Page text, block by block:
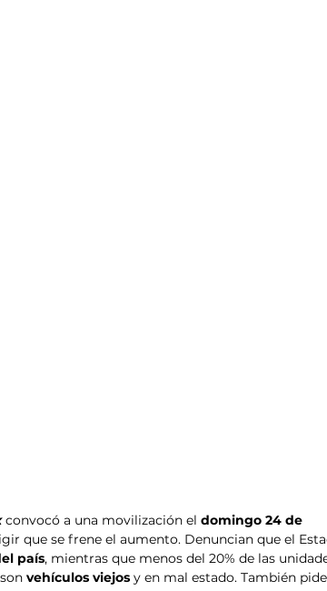
convocó a una movilización el domingo 24 de
que se frene el aumento. Denuncian que el
país, mientras que menos del 20% de las
son vehículos viejos y en mal estado. También